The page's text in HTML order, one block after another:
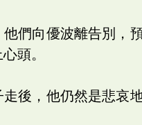
們向優波離告別，
頭。
後，他仍然是悲哀